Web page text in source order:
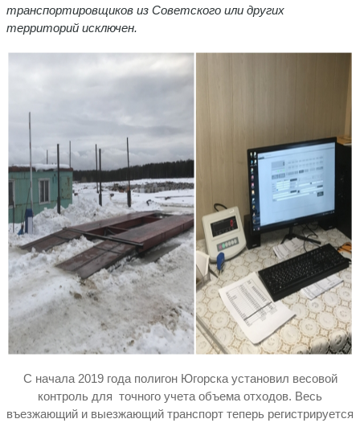
транспортировщиков из Советского или других
территорий исключен.
С начала 2019 года полигон Югорска установил весовой
контроль для точного учета объема отходов. Весь
въезжающий и выезжающий транспорт теперь регистрируется